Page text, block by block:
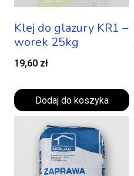
Klej do glazury KR1 –
worek 25kg
19,60 zł
Dodaj do koszyka